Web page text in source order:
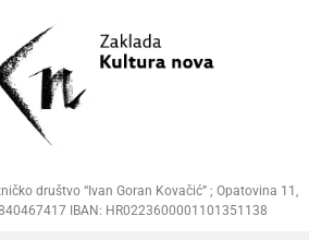
društvo “Ivan Goran Kovačić” ; Opatovina 11,
IBAN: HR0223600001101351138